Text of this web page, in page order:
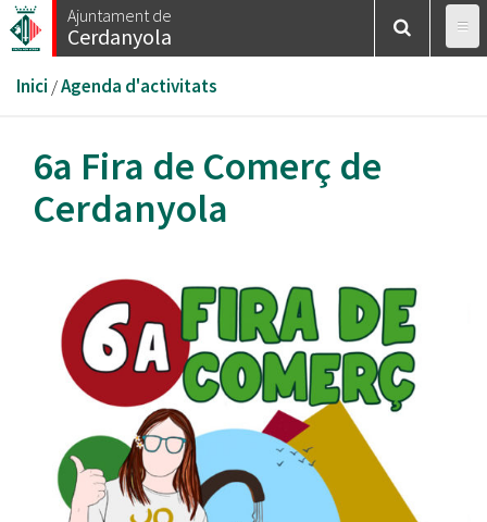
Vés
al
Ajuntament de
Cerdanyola
Esteu
aquí
Inici /Agenda d'activitats
6a Fira de Comerç de
Cerdanyola